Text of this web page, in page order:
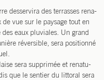
des­ser­vi­ra des ter­rasses rena­
vue sur le pay­sage tout en
eaux plu­viales. Un grand
réver­sible, sera posi­tion­né
sera sup­pri­mée et rena­tu­
que le sen­tier du lit­to­ral sera